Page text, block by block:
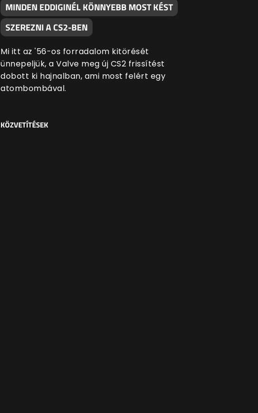
MINDEN EDDIGINÉL KÖNNYEBB MOST KÉST
SZEREZNI A CS2-BEN
Mi itt az '56-os forradalom kitörését
ünnepeljük, a Valve meg új CS2 frissítést
dobott ki hajnalban, ami most felért egy
atombombával.
KÖZVETÍTÉSEK